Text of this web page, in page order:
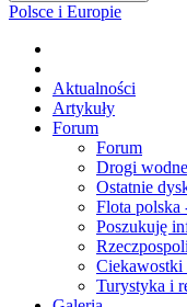
Polsce i Europie
Aktualności
Artykuły
Forum
Forum
Drogi
Ostatnie
Flota polska
Poszukuję
Ciekawostki
Turystyka i